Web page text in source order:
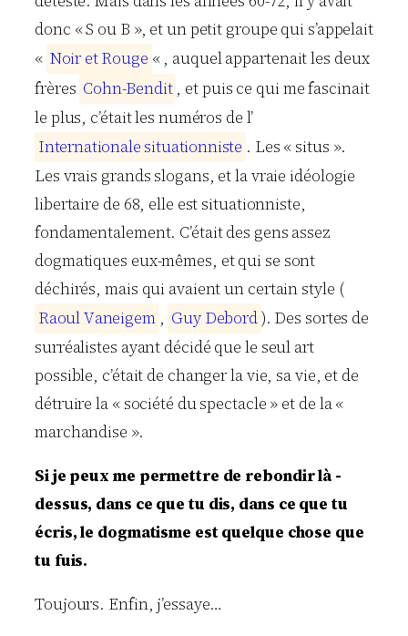
donc « S ou B », et un petit groupe qui s’appelait
« Noir etRouge « , auquel appartenait les deux
frères Cohn-Bendit , et puis ce qui me fascinait
le plus, c’était les numéros de l’
Internationale situationniste . Les « situs ».
Les vrais grands slogans, et la vraie idéologie
libertaire de 68, elle est situationniste,
fondamentalement. C’était des gens assez
dogmatiques eux-mêmes, et qui se sont
déchirés, mais qui avaient un certain style (
RaoulVaneigem , Guy Debord). Des sortes de
surréalistes ayant décidé que le seul art
possible, c’était de changer la vie, sa vie, et de
détruire la « société du spectacle » et de la «
marchandise ».
Si je peux me permettre de rebondir là -
dessus, dans ce que tu dis, dans ce que tu
écris, le dogmatisme est quelque chose que
tu fuis.
Toujours. Enfin, j’essaye…